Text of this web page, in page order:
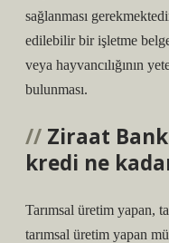
sağlanması
edilebilir bir işletme
veya hayvancılığının
bulunması.
Ziraat
kredi ne
Tarımsal üretim yapan,
tarımsal üretim yapan